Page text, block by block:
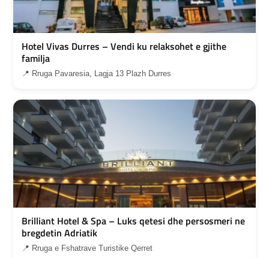
Hotel Vivas Durres – Vendi ku relaksohet e gjithe
familja
📍 Rruga Pavaresia, Lagja 13 Plazh Durres
Brilliant Hotel & Spa – Luks qetesi dhe persosmeri ne
bregdetin Adriatik
📍 Rruga e Fshatrave Turistike Qerret